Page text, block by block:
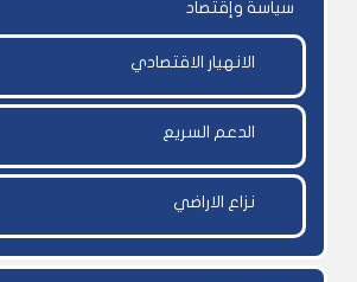
سياسة وإقتصاد
الانهيار الاقتصادي
الدعم السريع
نزاع الاراضي